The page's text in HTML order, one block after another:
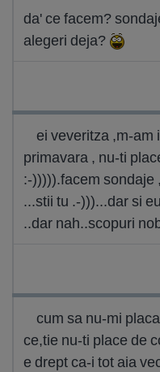
da' ce facem?
alegeri deja?
ei veveritza ,m-am
primavara , nu-ti
:-))))).facem sondaje
...stii tu .-)))...dar si
..dar nah..scopuri
cum sa nu-mi
ce,tie nu-ti place de
e drept ca-i tot aia